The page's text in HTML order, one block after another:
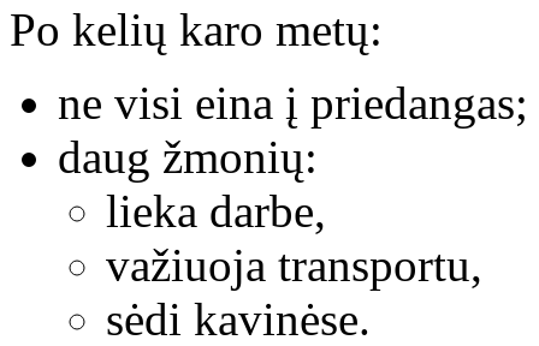
Po kelių karo metų:
ne visi eina į priedangas;
daug žmonių:
lieka darbe,
važiuoja transportu,
sėdi kavinėse.